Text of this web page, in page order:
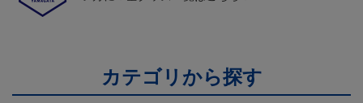
カテゴリから探す